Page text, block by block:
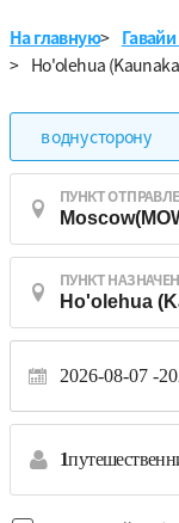
На главную>
> Ho'olehua
в одну сторону
ПУНКТ
ПУНКТ
2026-08-07
1